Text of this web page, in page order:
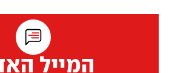
המייל